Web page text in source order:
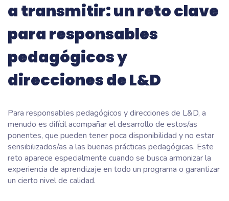
a transmitir: un reto clave
para responsables
pedagógicos y
direcciones de L&D
Para responsables pedagógicos y direcciones de L&D, a
menudo es difícil acompañar el desarrollo de estos/as
ponentes, que pueden tener poca disponibilidad y no estar
sensibilizados/as a las buenas prácticas pedagógicas. Este
reto aparece especialmente cuando se busca armonizar la
experiencia de aprendizaje en todo un programa o garantizar
un cierto nivel de calidad.